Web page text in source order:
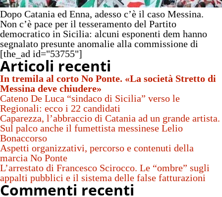
Dopo Catania ed Enna, adesso c’è il caso Messina.
Non c’è pace per il tesseramento del Partito
democratico in Sicilia: alcuni esponenti dem hanno
segnalato presunte anomalie alla commissione di
[the_ad id="53755"]
Articoli recenti
In tremila al corto No Ponte. «La società Stretto di
Messina deve chiudere»
Cateno De Luca “sindaco di Sicilia” verso le
Regionali: ecco i 22 candidati
Caparezza, l’abbraccio di Catania ad un grande artista.
Sul palco anche il fumettista messinese Lelio
Bonaccorso
Aspetti organizzativi, percorso e contenuti della
marcia No Ponte
L’arrestato di Francesco Scirocco. Le “ombre” sugli
appalti pubblici e il sistema delle false fatturazioni
Commenti recenti